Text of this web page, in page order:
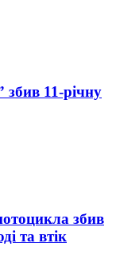
збив 11-річну
збив
та втік